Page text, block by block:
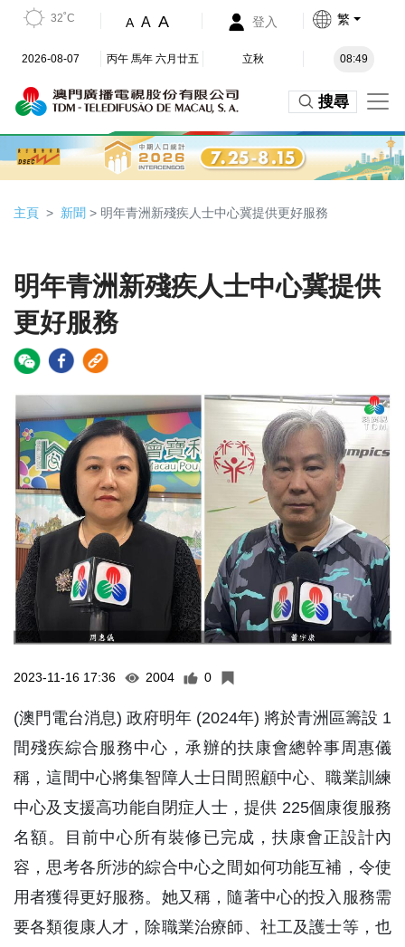
32˚C A A A 登入 繁
2026-08-07 丙午 馬年 六月廿五 立秋 08:49
搜尋
主頁 新聞 > 明年青洲新殘疾人士中心冀提供更好服務
明年青洲新殘疾人士中心冀提供
更好服務
2023-11-16 17:36 2004 0
(澳門電台消息) 政府明年 (2024年) 將於青洲區籌設 1
間殘疾綜合服務中心，承辦的扶康會總幹事周惠儀
稱，這間中心將集智障人士日間照顧中心、職業訓練
中心及支援高功能自閉症人士，提供 225個康復服務
名額。目前中心所有裝修已完成，扶康會正設計內
容，思考各所涉的綜合中心之間如何功能互補，令使
用者獲得更好服務。她又稱，隨著中心的投入服務需
要各類復康人才，除職業治療師、社工及護士等，也